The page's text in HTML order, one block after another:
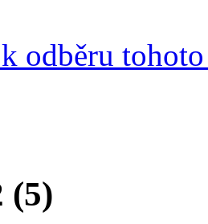
odběru
(5)